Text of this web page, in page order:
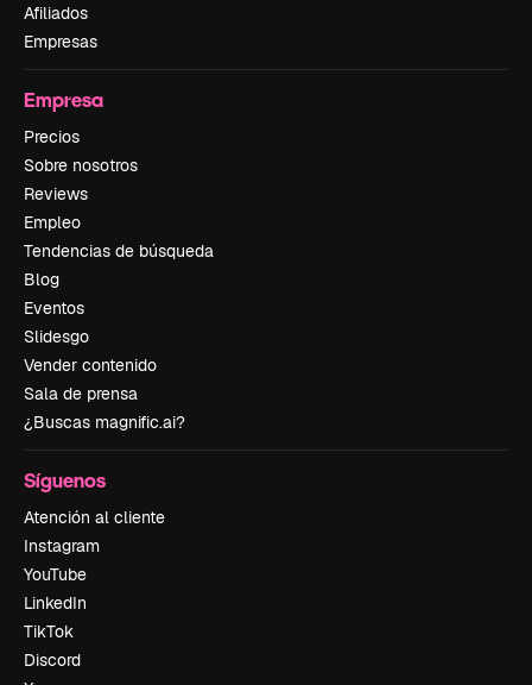
Afiliados
Empresas
Empresa
Precios
Sobre nosotros
Reviews
Empleo
Tendencias de búsqueda
Blog
Eventos
Slidesgo
Vender contenido
Sala de prensa
¿Buscas magnific.ai?
Síguenos
Atención al cliente
Instagram
YouTube
LinkedIn
TikTok
Discord